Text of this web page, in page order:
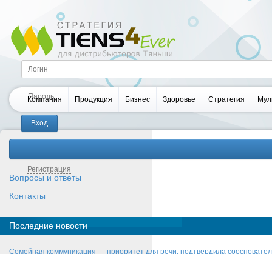
Регистрация
Компания Продукция Бизнес Здоровье Стратегия
Вопросы и ответы
Контакты
Последние новости
Семейная коммуникация — приоритет для речи, подтвердила